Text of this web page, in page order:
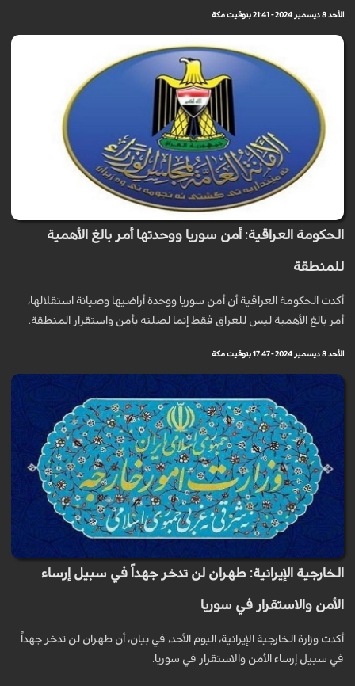
الأحد 8 ديسمبر 2024 - 21:41 بتوقيت مكة
الحكومة العراقية: أمن سوريا ووحدتها أمر بالغ الأهمية
للمنطقة
أكدت الحكومة العراقية أن أمن سوريا ووحدة أراضيها وصيانة استقلالها،
أمر بالغ الأهمية ليس للعراق فقط إنما لصلته بأمن واستقرار المنطقة.
الأحد 8 ديسمبر 2024 - 17:47 بتوقيت مكة
الخارجية الإيرانية: طهران لن تدخر جهداً في سبيل إرساء
الأمن والاستقرار في سوريا
أكدت وزارة الخارجية الإيرانية، اليوم الأحد، في بيان، أن طهران لن تدخر جهداً
في سبيل إرساء الأمن والاستقرار في سوريا.